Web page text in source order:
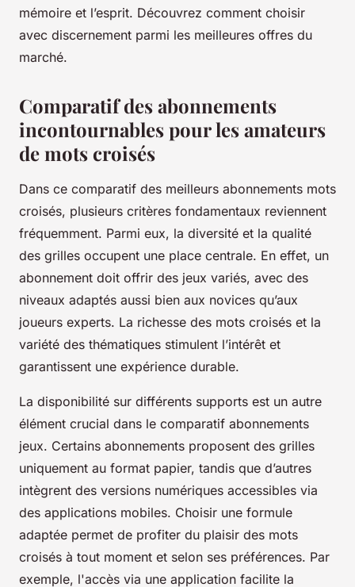
mémoire et l’esprit. Découvrez comment choisir
avec discernement parmi les meilleures offres du
marché.
Comparatif des abonnements
incontournables pour les amateurs
de mots croisés
Dans ce comparatif des meilleurs abonnements mots
croisés, plusieurs critères fondamentaux reviennent
fréquemment. Parmi eux, la diversité et la qualité
des grilles occupent une place centrale. En effet, un
abonnement doit offrir des jeux variés, avec des
niveaux adaptés aussi bien aux novices qu’aux
joueurs experts. La richesse des mots croisés et la
variété des thématiques stimulent l’intérêt et
garantissent une expérience durable.
La disponibilité sur différents supports est un autre
élément crucial dans le comparatif abonnements
jeux. Certains abonnements proposent des grilles
uniquement au format papier, tandis que d’autres
intègrent des versions numériques accessibles via
des applications mobiles. Choisir une formule
adaptée permet de profiter du plaisir des mots
croisés à tout moment et selon ses préférences. Par
exemple, l'accès via une application facilite la